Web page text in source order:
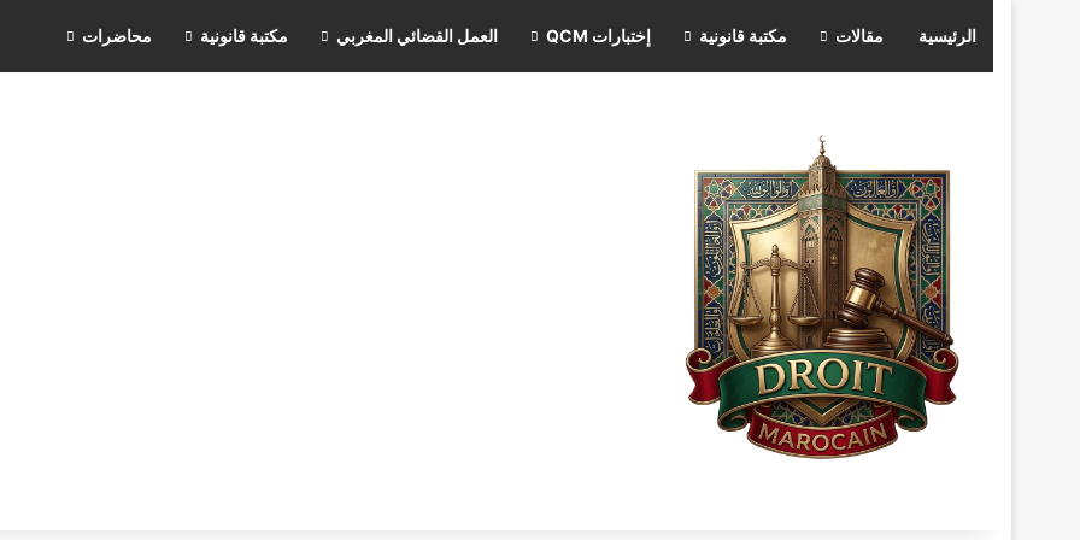
الرئيسية مقالات مكتبة قانونية إختبارات QCM العمل القضائي المغربي مكتبة قانونية محاضرات